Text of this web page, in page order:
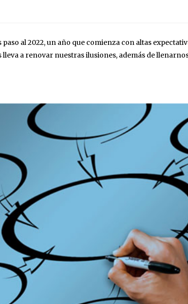
al 2022, un año que comienza con altas
a renovar nuestras ilusiones, además de